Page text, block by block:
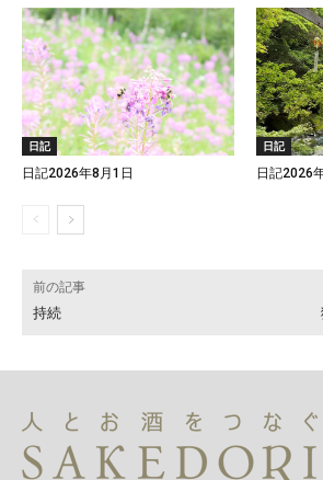
日記
日記2026年8月1日
日記
日記2026
前の記事
持続